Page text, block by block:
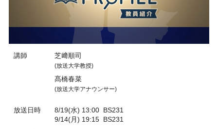
講師 芝﨑順司
(放送大学教授)
髙橋春菜
(放送大学アナウンサー)
放送日時 8/19(水) 13:00BS231
9/14(月) 19:15BS231